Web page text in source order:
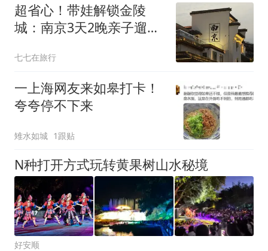
超省心！带娃解锁金陵
城：南京3天2晚亲子遛娃
七七在旅行
一上海网友来如皋打卡！
夸夸停不下来
雉水如城 1跟贴
N种打开方式玩转黄果树山水秘境
好安顺